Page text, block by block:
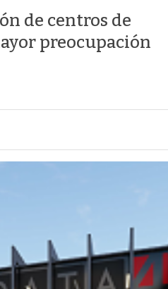
de centros de
preocupación